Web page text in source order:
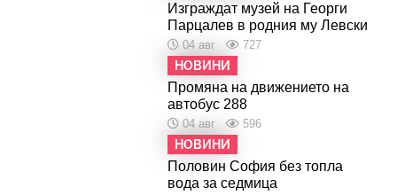
Изграждат музей на Георги
Парцалев в родния му Левски
04 авг 727
НОВИНИ
Промяна на движението на
автобус 288
04 авг 596
НОВИНИ
Половин София без топла
вода за седмица